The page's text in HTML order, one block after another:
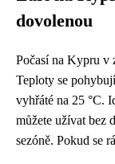
dovolenou
Počasí na Kypru v
Teploty se
vyhřáté na 25 °C.
můžete užívat bez
sezóně. Pokud se